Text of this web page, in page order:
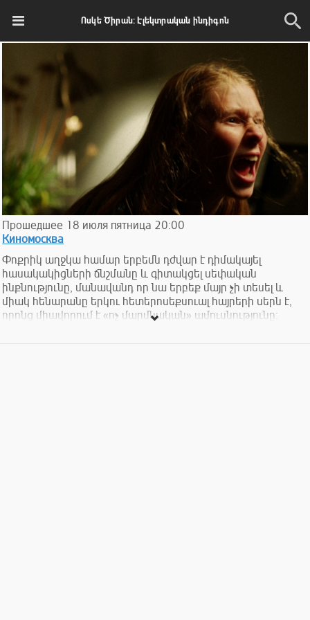
Ոսկե Ծիրան: Էլեկտրական ինդիգոն
Прошедшее 18 июля пятница 20:00
Киномосква
Փոքրիկ աղջկա համար երբեմն դժվար է դիմակայել
հասակակիցների ճնշմանը և գիտակցել սեփական
ինքնությունը, մանավանդ որ նա երբեք մայր չի տեսել և
միակ հենարանը երկու հետերոսեքսուալ հայրերի սերն է,
որոնց միավորում է «ոչ մարմնական» ամուսնությունը: